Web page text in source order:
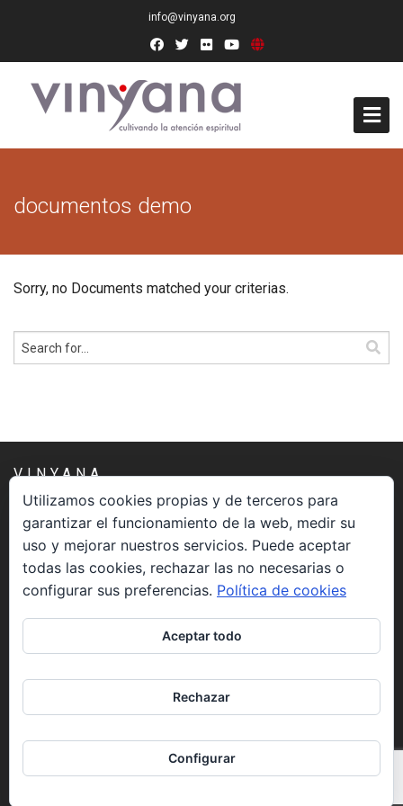
info@vinyana.org
Conócenos
Socios Fundadores
Junta Directiva
Presidencia de Honor
Colaboramos con
Formaciones
Nuestra propuesta de formación
Realizadas
Noticias
Vídeos
documentos demo
Sorry, no Documents matched your criterias.
VINYANA
Una asociación constituida sin ánimo de lucro cuya misión
es atender los aspectos espirituales relacionados con el
proceso vivir el morir.
REDES SOCIALES
Utilizamos cookies propias y de terceros para
garantizar el funcionamiento de la web, medir su
uso y mejorar nuestros servicios. Puede aceptar
todas las cookies, rechazar las no necesarias o
configurar sus preferencias. Política de cookies
Aceptar todo
Rechazar
Configurar